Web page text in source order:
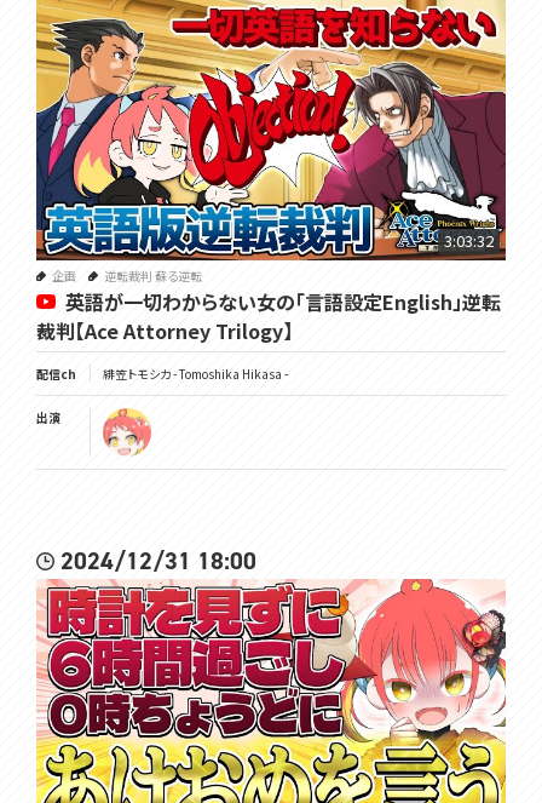
3:03:32
企画 逆転裁判 蘇る逆転
英語が一切わからない女の「言語設定English」逆転
裁判【Ace Attorney Trilogy】
配信ch 緋笠トモシカ - Tomoshika Hikasa -
出演
2024/12/31 18:00